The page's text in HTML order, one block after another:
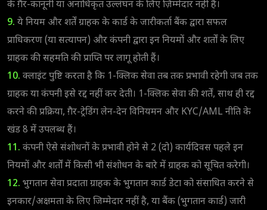
के ग़ैर-कानूनी या अनाधिकृत उल्लंघन के लिए ज़िम्मेदार नहीं है।
9. ये नियम और शर्तें ग्राहक के कार्ड के जारीकर्ता बैंक द्वारा सफल
प्राधिकरण (या सत्यापन) और कंपनी द्वारा इन नियमों और शर्तों के लिए
ग्राहक की सहमति की प्राप्ति पर लागू होती हैं।
10. क्लाइंट पुष्टि करता है कि 1-क्लिक सेवा तब तक प्रभावी रहेगी जब तक
ग्राहक या कंपनी इसे रद्द नहीं कर देती। 1-क्लिक सेवा की शर्तें, साथ ही रद्द
करने की प्रक्रिया, ग़ैर-ट्रेडिंग लेन-देन विनियमन और KYC/AML नीति के
खंड 8 में उपलब्ध हैं।
11. कंपनी ऐसे संशोधनों के प्रभावी होने से 2 (दो) कार्यदिवस पहले इन
नियमों और शर्तों में किसी भी संशोधन के बारे में ग्राहक को सूचित करेगी।
12. भुगतान सेवा प्रदाता ग्राहक के भुगतान कार्ड डेटा को संसाधित करने से
इनकार/अक्षमता के लिए जिम्मेदार नहीं है, या बैंक (भुगतान कार्ड) जारी